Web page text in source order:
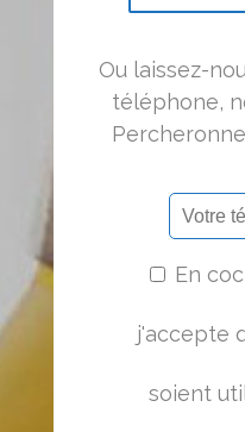
Ou laissez-
téléphone,
En
j'accepte
soient